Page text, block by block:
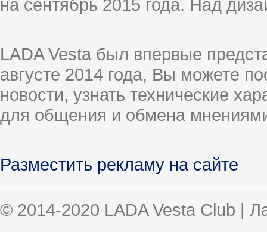
на сентябрь 2015 года. Над
LADA Vesta был впервые
августе 2014 года, Вы можете
новости, узнать технические
для общения и обмена
Разместить рекламу на сайте
© 2014-2020 LADA Vesta Club |